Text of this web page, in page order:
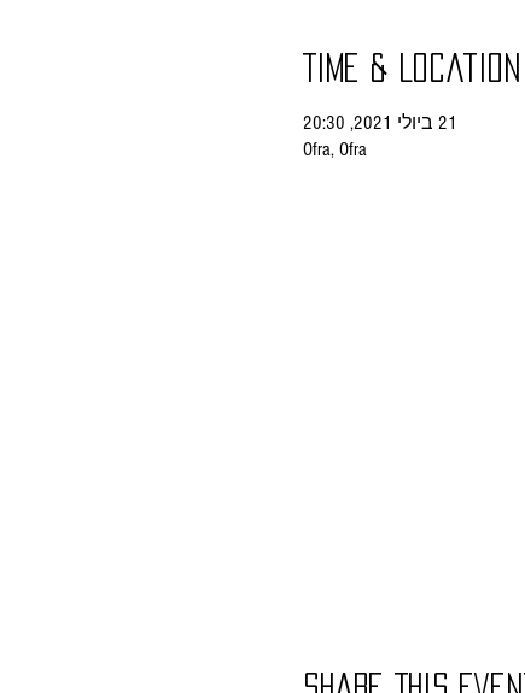
Time & Location
21 ביולי 2021, 20:30
Ofra, Ofra
Share This Event